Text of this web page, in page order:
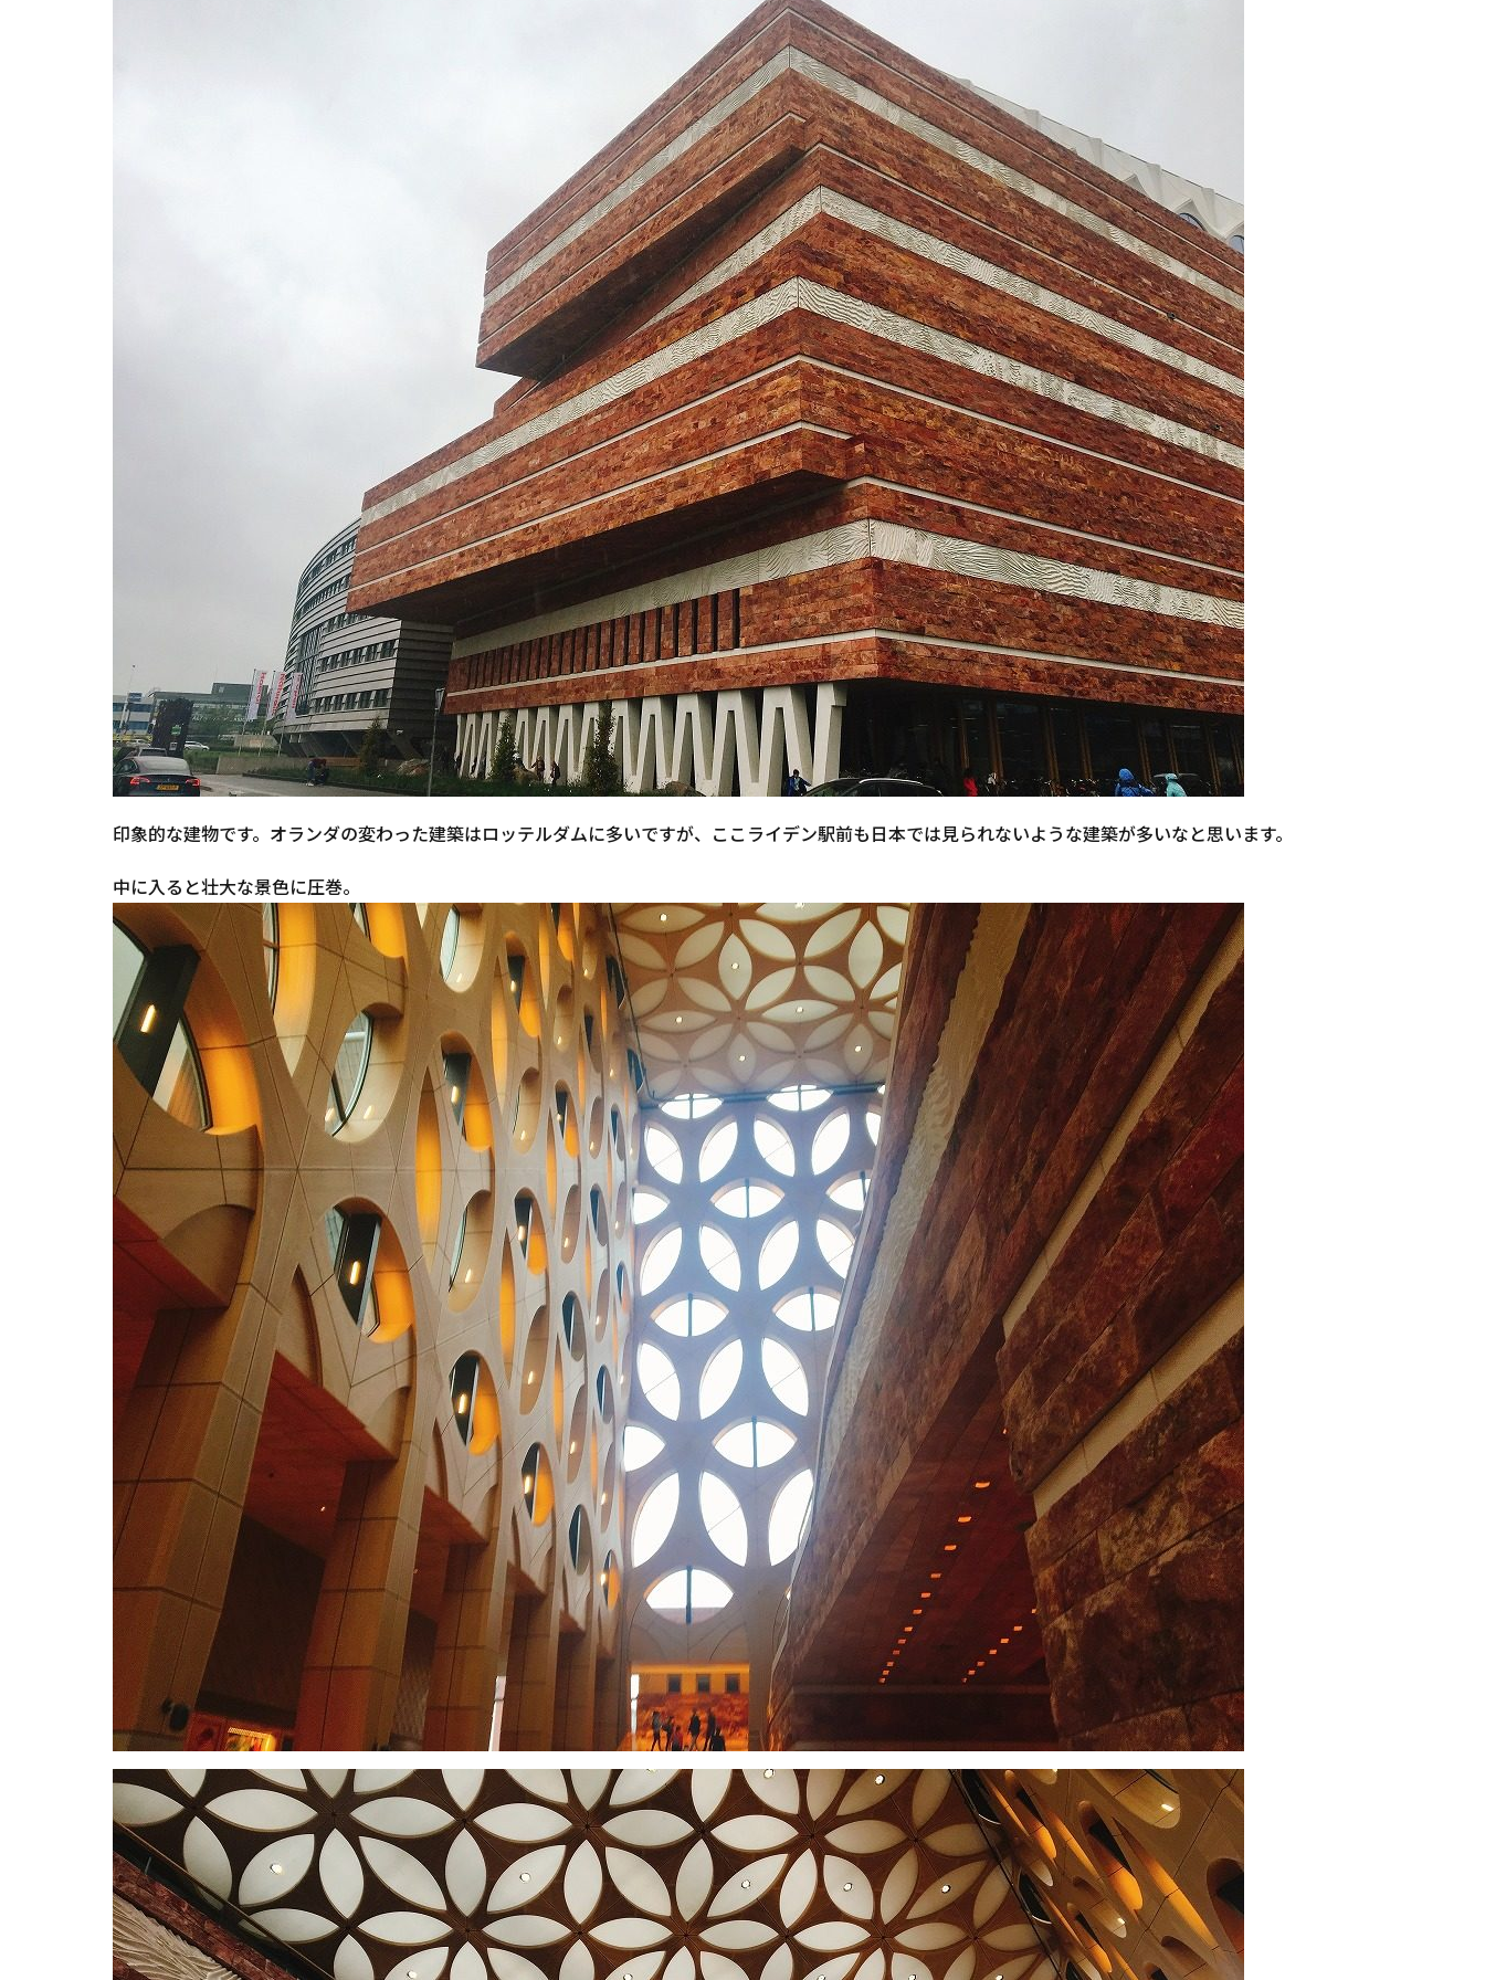
印象的な建物です。オランダの変わった建築はロッテルダムに多いですが、ここライデン駅前も日本では見られないような建築が多いなと思います。
中に入ると壮大な景色に圧巻。